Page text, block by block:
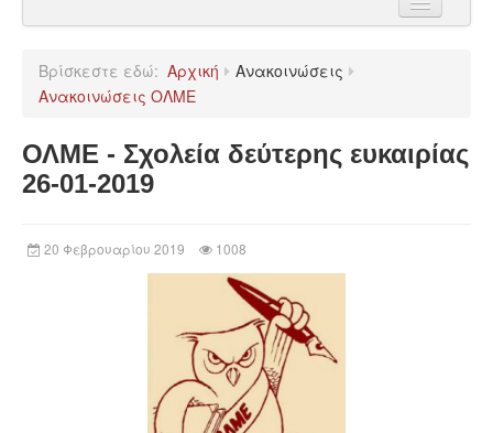
Η ΕΛΜΕ Μαγνησίας
Χρήσιμα
Επικοινωνία
Βρίσκεστε εδώ: Αρχική
Ανακοινώσεις
Ανακοινώσεις ΟΛΜΕ
ΟΛΜΕ - Σχολεία δεύτερης ευκαιρίας
26-01-2019
20 Φεβρουαρίου 2019 1008